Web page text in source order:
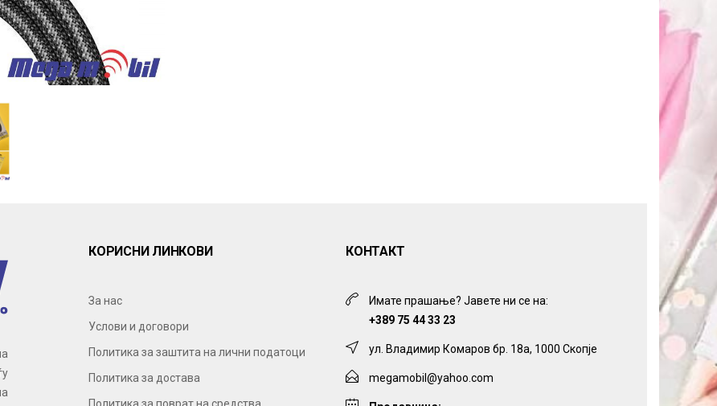
КОРИСНИ ЛИНКОВИ
За нас
Услови и договори
Политика за заштита на лични податоци
Политика за достава
КОНТАКТ
Имате прашање? Јавете ни се на:
+389 75 44 33 23
ул. Владимир Комаров бр. 18а, 1000 Скопје
megamobil@yahoo.com